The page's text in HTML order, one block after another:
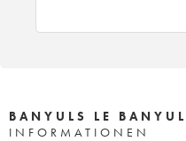
BANYULS LE
INFORMATIONEN